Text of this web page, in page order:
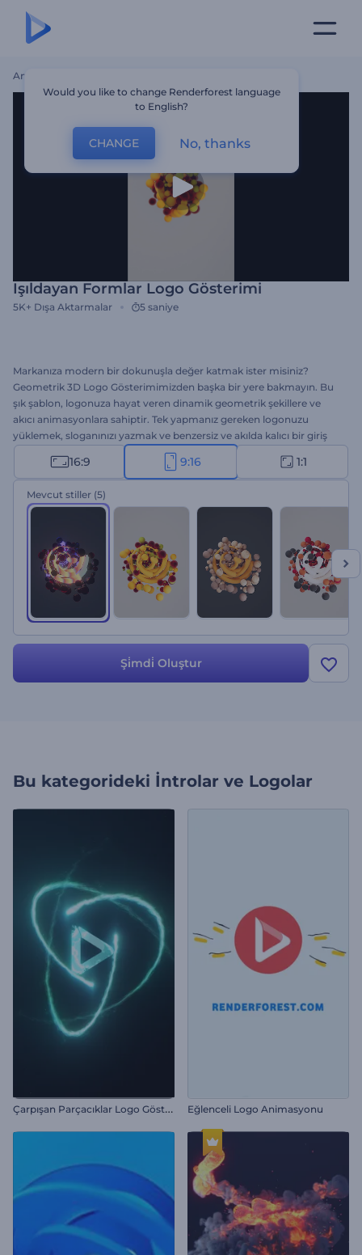
Ana Sayfa
Işıldayan Formlar Logo Gösterimi
5K+ Dışa Aktarmalar 5 saniye
Markanıza modern bir dokunuşla değer katmak ister misiniz?
Geometrik 3D Logo Gösterimimizden başka bir yere bakmayın. Bu
şık şablon, logonuza hayat veren dinamik geometrik şekillere ve
akıcı animasyonlara sahiptir. Tek yapmanız gereken logonuzu
yüklemek, sloganınızı yazmak ve benzersiz ve akılda kalıcı bir giriş
için bir arka plan müziği seçmek. Şirket ve hizmet tanıtımları,
yaratıcı sunum açılışları, kanal tanıtımları veya çıkışları ve daha
fazlası için mükemmeldir. Şimdi yaratın ve hedef kitlenizi etkileyin!
16:9 9:16 1:1
Mevcut stiller (5)
Şi̇mdi̇ Oluştur
Bu kategorideki İntrolar ve Logolar
Ç
arpışan Parçacıklar Logo Gösterimi Eğlenceli Logo Animasyonu
Would you like to change Renderforest language
to English?
CHANGE No, thanks